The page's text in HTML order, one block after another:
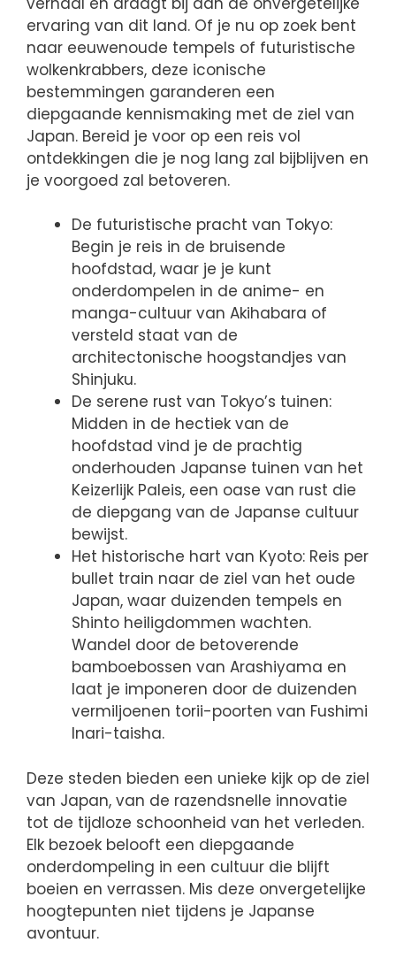
ervaring van dit land. Of je nu op zoek bent
naar eeuwenoude tempels of futuristische
wolkenkrabbers, deze iconische
bestemmingen garanderen een
diepgaande kennismaking met de ziel van
Japan. Bereid je voor op een reis vol
ontdekkingen die je nog lang zal bijblijven en
je voorgoed zal betoveren.
De futuristische pracht van Tokyo:
Begin je reis in de bruisende
hoofdstad, waar je je kunt
onderdompelen in de anime- en
manga-cultuur van Akihabara of
versteld staat van de
architectonische hoogstandjes van
Shinjuku.
De serene rust van Tokyo’s tuinen:
Midden in de hectiek van de
hoofdstad vind je de prachtig
onderhouden Japanse tuinen van het
Keizerlijk Paleis, een oase van rust die
de diepgang van de Japanse cultuur
bewijst.
Het historische hart van Kyoto: Reis per
bullet train naar de ziel van het oude
Japan, waar duizenden tempels en
Shinto heiligdommen wachten.
Wandel door de betoverende
bamboebossen van Arashiyama en
laat je imponeren door de duizenden
vermiljoenen torii-poorten van Fushimi
Inari-taisha.
Deze steden bieden een unieke kijk op de ziel
van Japan, van de razendsnelle innovatie
tot de tijdloze schoonheid van het verleden.
Elk bezoek belooft een diepgaande
onderdompeling in een cultuur die blijft
boeien en verrassen. Mis deze onvergetelijke
hoogtepunten niet tijdens je Japanse
avontuur.